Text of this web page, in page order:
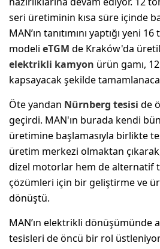
seri üretiminin kısa süre içinde
MAN’ın tanıtımını yaptığı yeni
modeli eTGM de Kraków'da
elektrikli kamyon ürün gamı,
kapsayacak şekilde
Öte yandan Nürnberg tesisi de
geçirdi. MAN'ın burada kendi
üretimine başlamasıyla birlikte
üretim merkezi olmaktan
dizel motorlar hem de alternatif
çözümleri için bir geliştirme ve
dönüştü.
MAN’ın elektrikli dönüşümünde
tesisleri de öncü bir rol